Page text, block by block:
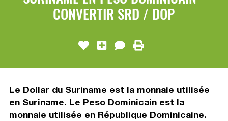
CONVERTIR SRD / DOP
Le Dollar du Suriname est la monnaie utilisée
en Suriname. Le Peso Dominicain est la
monnaie utilisée en République Dominicaine.